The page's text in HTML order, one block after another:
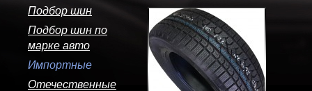
Подбор шин
Подбор шин по
марке авто
Импортные
Отечественные